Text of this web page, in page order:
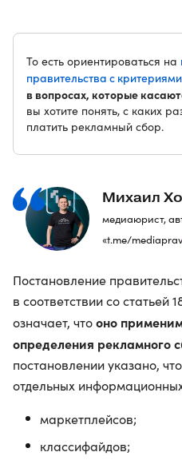
То есть ориентироваться на
правительства с
в вопросах, которые
вы хотите понять, с каких
платить рекламный сбор.
Михаил
медиаюрист,
«t.me/
Постановление
в соответствии со статьей
означает, чтооно
определения рекламного
постановлении указано,
отдельных
маркетплейсов;
классифайдов;